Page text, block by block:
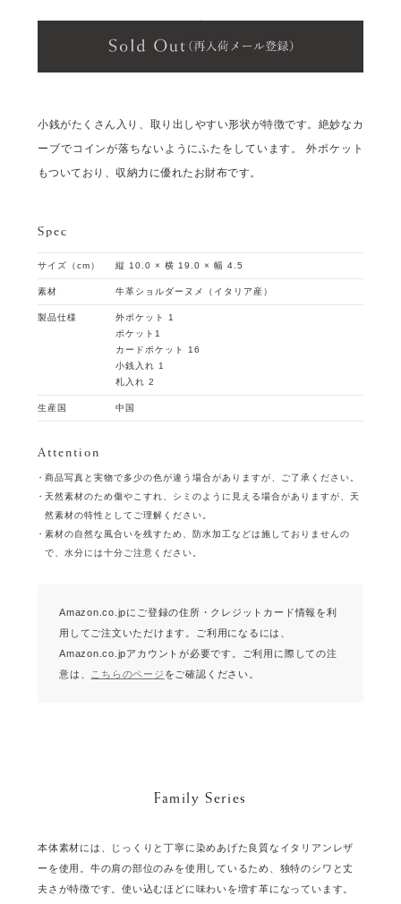
小銭がたくさん入り、取り出しやすい形状が特徴です。絶妙なカ
ーブでコインが落ちないようにふたをしています。 外ポケット
もついており、収納力に優れたお財布です。
Spec
サイズ（cm） 縦 10.0 × 横 19.0 × 幅 4.5
素材 牛革ショルダーヌメ（イタリア産）
製品仕様
外ポケット 1
ポケット1
カードポケット 16
小銭入れ 1
札入れ 2
生産国 中国
Attention
商品写真と実物で多少の色が違う場合がありますが、ご了承ください。
天然素材のため傷やこすれ、シミのように見える場合がありますが、天
然素材の特性としてご理解ください。
素材の自然な風合いを残すため、防水加工などは施しておりませんの
で、水分には十分ご注意ください。
Amazon.co.jpにご登録の住所・クレジットカード情報を利
用してご注文いただけます。
ご利用になるには、
Amazon.co.jpアカウントが必要です。
ご利用に際しての注
意は、
こちらのページ をご確認ください。
Family Series
本体素材には、じっくりと丁寧に染めあげた良質なイタリアンレザ
ーを使用。牛の肩の部位のみを使用しているため、独特のシワと丈
夫さが特徴です。使い込むほどに味わいを増す革になっています。